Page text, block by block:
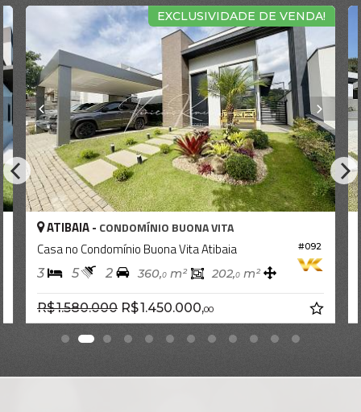
EXCLUSIVIDADE DE VENDA!
#092
ATIBAIA - CONDOMÍNIO BUONA VITA
Casa no Condomínio Buona Vita Atibaia
3 5 2 360,0 m² 202,0 m²
R$ 1.580.000 R$ 1.450.000,00